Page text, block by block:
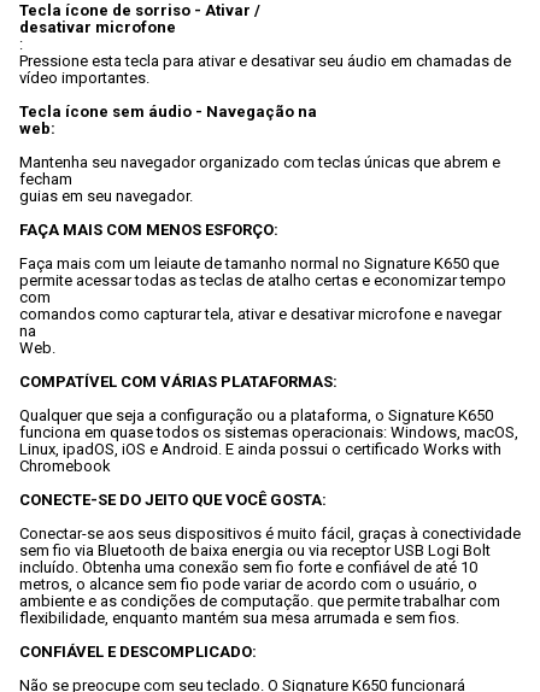
Tecla ícone de sorriso - Ativar /
desativar microfone
:
Pressione esta tecla para ativar e desativar seu áudio em chamadas de
vídeo importantes.
Tecla ícone sem áudio - Navegação na
web:
Mantenha seu navegador organizado com teclas únicas que abrem e
fecham
guias em seu navegador.
FAÇA MAIS COM MENOS ESFORÇO:
Faça mais com um leiaute de tamanho normal no Signature K650 que
permite acessar todas as teclas de atalho certas e economizar tempo
com
comandos como capturar tela, ativar e desativar microfone e navegar
na
Web.
COMPATÍVEL COM VÁRIAS PLATAFORMAS:
Qualquer que seja a configuração ou a plataforma, o Signature K650
funciona em quase todos os sistemas operacionais: Windows, macOS,
Linux, ipadOS, iOS e Android. E ainda possui o certificado Works with
Chromebook
CONECTE-SE DO JEITO QUE VOCÊ GOSTA:
Conectar-se aos seus dispositivos é muito fácil, graças à conectividade
sem fio via Bluetooth de baixa energia ou via receptor USB Logi Bolt
incluído. Obtenha uma conexão sem fio forte e confiável de até 10
metros, o alcance sem fio pode variar de acordo com o usuário, o
ambiente e as condições de computação. que permite trabalhar com
flexibilidade, enquanto mantém sua mesa arrumada e sem fios.
CONFIÁVEL E DESCOMPLICADO:
Não se preocupe com seu teclado. O Signature K650 funcionará